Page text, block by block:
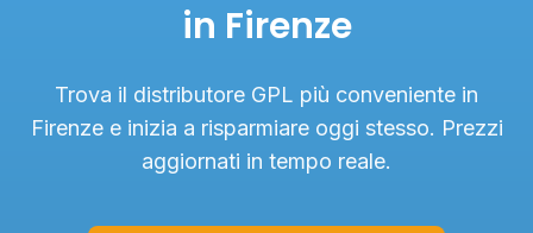
in Firenze
Trova il distributore GPL più conveniente in
Firenze e inizia a risparmiare oggi stesso. Prezzi
aggiornati in tempo reale.